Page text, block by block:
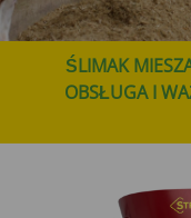
ŚLIMAK
OBSŁUGA I